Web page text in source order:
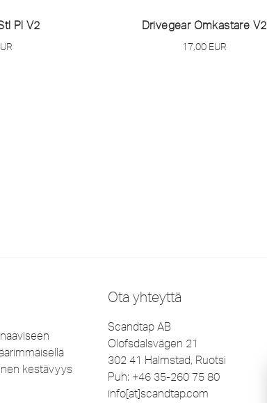
Pl V2 Drivegear Omkastare V2
17,00 EUR
kestävyys
Ota yhteyttä
Scandtap AB
Olofsdalsvägen 21
302 41 Halmstad, Ruotsi
Puh: +46 35-260 75 80
info[at]scandtap.com